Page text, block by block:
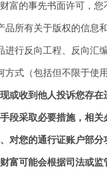
富的事先书面许可，
品所有关于版权的信息
进行反向工程、反向
方式（包括但不限于
或收到他人投诉您存
段采取必要措施，相
对您的通行证账户部
富可能会根据司法或